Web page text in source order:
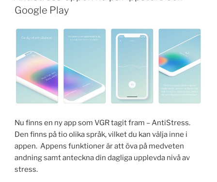
Google Play
Nu finns en ny app som VGR tagit fram – AntiStress.
Den finns på tio olika språk, vilket du kan välja inne i
appen. Appens funktioner är att öva på medveten
andning samt anteckna din dagliga upplevda nivå av
stress.